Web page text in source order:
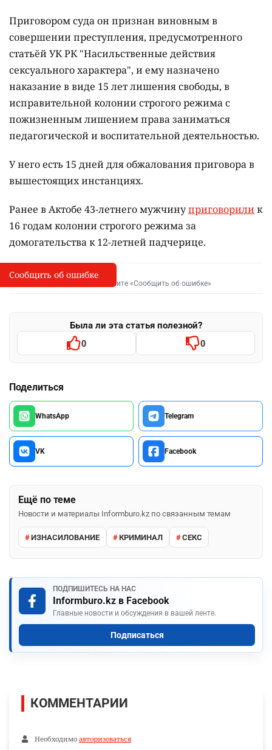
Приговором суда он признан виновным в
совершении преступления, предусмотренного
статьёй УК РК "Насильственные действия
сексуального характера", и ему назначено
наказание в виде 15 лет лишения свободы, в
исправительной колонии строгого режима с
пожизненным лишением права заниматься
педагогической и воспитательной деятельностью.
У него есть 15 дней для обжалования приговора в
вышестоящих инстанциях.
Ранее в Актобе 43-летнего мужчинуприговорилик
16 годам колонии строгого режима за
домогательства к 12-летней падчерице.
I
Сообщить об опечатке
Выделите фрагмент и нажмите «Сообщить об ошибке»
Была ли эта статья полезной?
0 0
Поделиться
WhatsApp Telegram
VK Facebook
Ещё по теме
Новости и материалы Informburo.kz по связанным темам
ИЗНАСИЛОВАНИЕ КРИМИНАЛ СЕКС
ПОДПИШИТЕСЬ НА НАС
Informburo.kz в Facebook
Главные новости и обсуждения в вашей ленте.
Подписаться
Сообщить об ошибке
КОММЕНТАРИИ
Необходимо авторизоваться